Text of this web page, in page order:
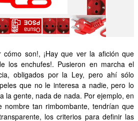
cómo son!, ¡Hay que ver la afición que
los enchufes!. Pusieron en marcha el
obligados por la Ley, pero ahí sólo
que no le interesa a nadie, pero lo
la gente, nada de nada. Por ejemplo, en
nombre tan rimbombante, tendrían que
los criterios para definir las